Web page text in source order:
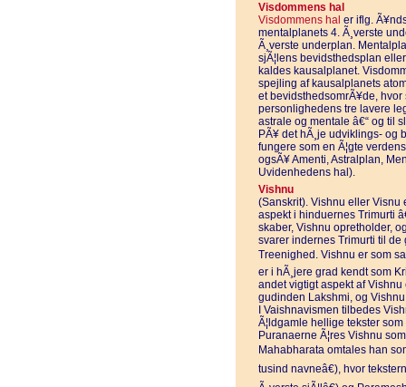
Visdommens hal
Visdommens hal er iflg.
mentalplanets 4. Ã¸verste
Ã¸verste underplan.
sjÃ¦lens bevidsthedsplan
kaldes kausalplanet.
spejling af kausalplanets
et bevidsthedsomrÃ¥de,
personlighedens tre lavere
astrale og mentale â€“ og til
PÃ¥ det hÃ¸je udviklings- og
fungere som en Ã¦gte
ogsÃ¥ Amenti, Astralplan,
Uvidenhedens hal).
Vishnu
(Sanskrit). Vishnu eller Visnu
aspekt i hinduernes Trimurti
skaber, Vishnu opretholder,
svarer indernes Trimurti til
Treenighed. Vishnu er som
er i hÃ¸jere grad kendt som
andet vigtigt aspekt af
gudinden Lakshmi, og
I Vaishnavismen tilbedes
Ã¦ldgamle hellige tekster
Puranaerne Ã¦res Vishnu
Mahabharata omtales han
tusind navneâ€), hvor